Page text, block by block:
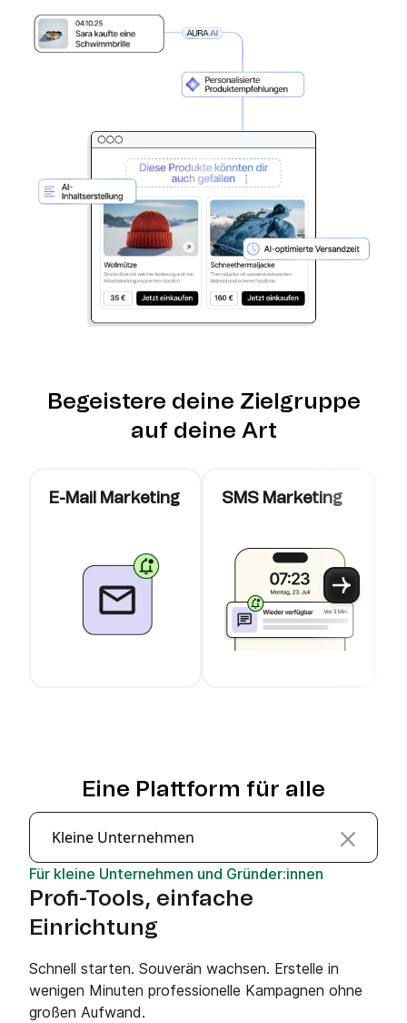
Begeistere deine Zielgruppe
auf deine Art
E-Mail Marketing SMS Marketing
Eine Plattform für alle
Kleine Unternehmen
Für kleine Unternehmen und Gründer:innen
Profi-Tools, einfache
Einrichtung
Schnell starten. Souverän wachsen. Erstelle in
wenigen Minuten professionelle Kampagnen ohne
großen Aufwand.